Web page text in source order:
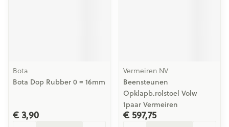
Bota
Bota Dop Rubber 0 = 16mm
€ 3,90
Vermeiren NV
Beensteunen
Opklapb.rolstoel Volw
1paar Vermeiren
€ 597,75